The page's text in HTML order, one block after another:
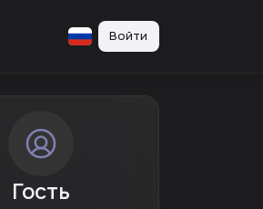
Войти
Гость